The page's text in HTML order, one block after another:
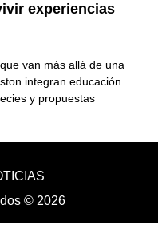
experiencias
van más allá de una
integran educación
y propuestas
© 2026